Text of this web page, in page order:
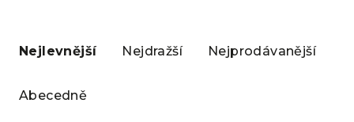
Nejlevnější Nejdražší Nejprodávanější
Abecedně